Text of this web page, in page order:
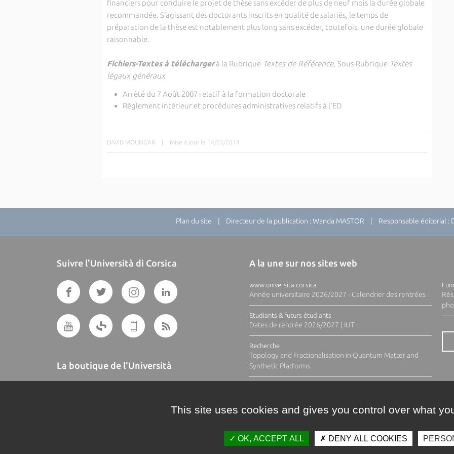
financiers pour conduire le projet de thèse sans excéder de plus de neuf mois la durée globale
recommandée. S’agissant des doctorants inscrits en qualité de salariés, le temps de
préparation de la thèse est notablement plus long sans excéder, toutefois, une durée globale
raisonnable.
Fichiers-Textes à téléchargerà la RubriqueTextes de Référence, Sous-RubriqueTextes
légaux généraux
Arrêté du 7 Août 2007 relatif à la formation doctorale
Règlement intérieur et procédures administratives relatifs à l'ED
DAVID MOUNGAR | Mise à jour le 14/05/2014
Plan du site | Directeur de la publication : Wanda MASTOR | Responsable éditorial :
Suivre l'Università di Corsica
La boutique de l'Università
A la une sur nos sites web
www.universita.corsica
Année universitaire 2026/2027 - Calendrier des rentrées
Etudiants & futurs étudiants
Dates de rentrée 2026/2027 | IUT
Recherche
Topology and Fractionalisation in Quantum Matter and
Synthetic Platforms
This site uses cookies and gives you control over what
OK, ACCEPT ALL DENY ALL COOKIES